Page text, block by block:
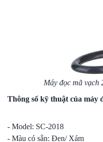
Máy đọc mã vạch
Thông số kỹ thuật của máy
- Model: SC-2018
- Màu có sẵn: Đen/ Xám